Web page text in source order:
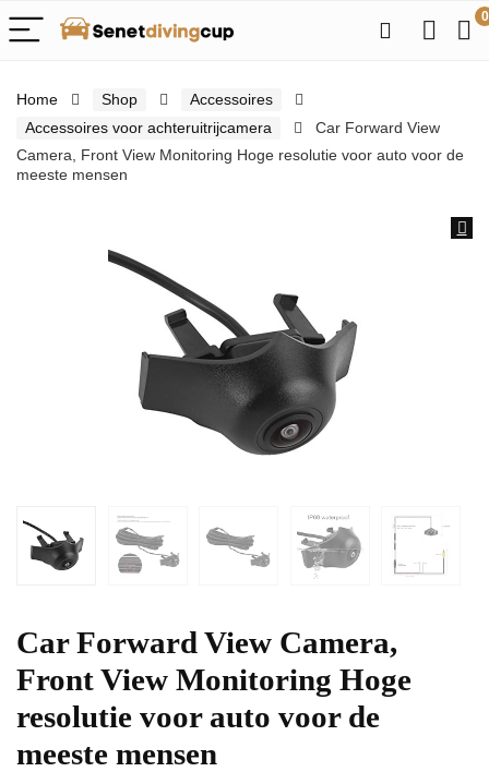
0
Home Shop
Accessoires
Accessoires voor achteruitrijcamera
Car Forward View
Camera, Front View Monitoring Hoge resolutie voor auto voor de
meeste mensen
Car Forward View Camera,
Front View Monitoring Hoge
resolutie voor auto voor de
meeste mensen